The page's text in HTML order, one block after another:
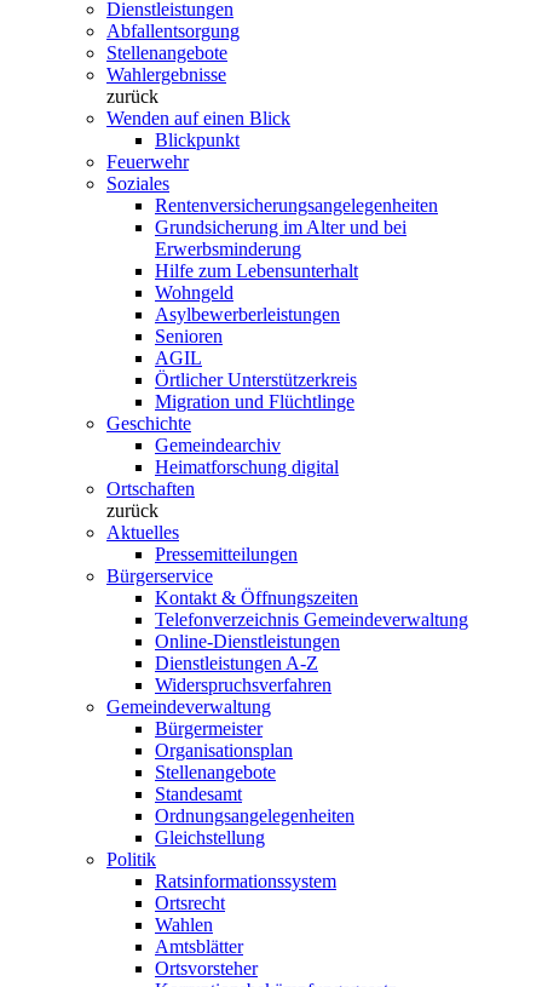
Dienstleistungen
Abfallentsorgung
Stellenangebote
Wahlergebnisse
zurück
Wenden auf einen Blick
Blickpunkt
Feuerwehr
Soziales
Rentenversicherungsangelegenheiten
Grundsicherung im Alter und bei
Erwerbsminderung
Hilfe zum Lebensunterhalt
Wohngeld
Asylbewerberleistungen
Senioren
AGIL
Örtlicher Unterstützerkreis
Migration und Flüchtlinge
Geschichte
Gemeindearchiv
Heimatforschung digital
Ortschaften
zurück
Aktuelles
Pressemitteilungen
Bürgerservice
Kontakt & Öffnungszeiten
Telefonverzeichnis Gemeindeverwaltung
Online-Dienstleistungen
Dienstleistungen A-Z
Widerspruchsverfahren
Gemeindeverwaltung
Bürgermeister
Organisationsplan
Stellenangebote
Standesamt
Ordnungsangelegenheiten
Gleichstellung
Politik
Ratsinformationssystem
Ortsrecht
Wahlen
Amtsblätter
Ortsvorsteher